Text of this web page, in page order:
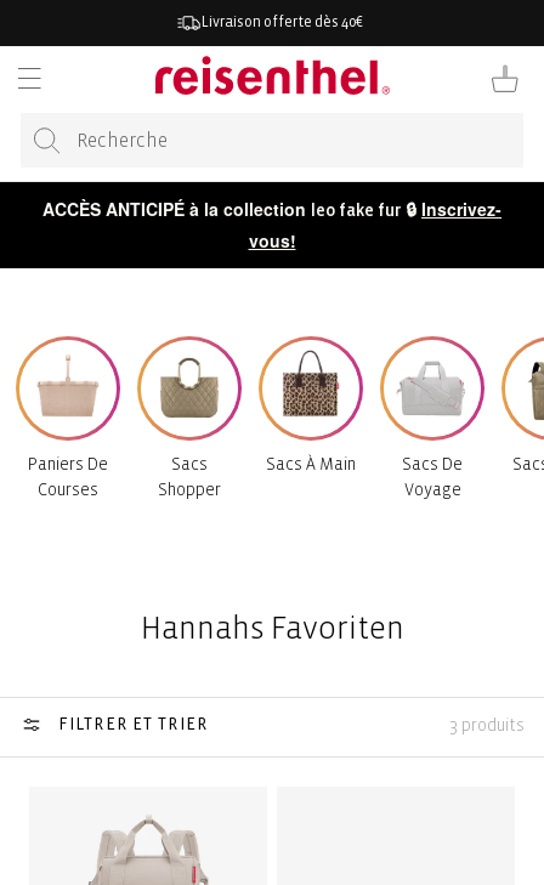
Livraison offerte dès 40€
Panier
ACCÈS ANTICIPÉ à la collection leo fake fur 🔒 Inscrivez-
vous!
Paniers De
Courses
Sacs
Shopper
Sacs À Main
Sacs De
Voyage
Hannahs Favoriten
FILTRER ET TRIER 3 produits